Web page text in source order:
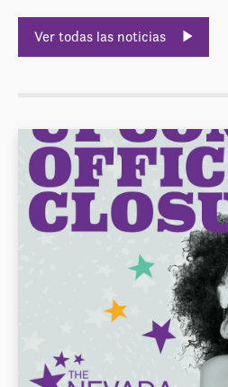
Ver todas las noticias